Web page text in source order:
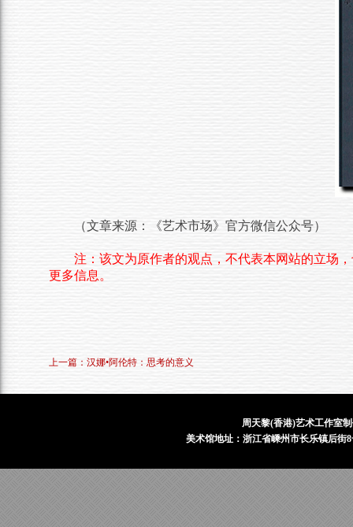
（文章来源：《艺术市场》官方微信公众号）
注：该文为原作者的观点，不代表本网站的立场
更多信息。
上一篇：汉娜•阿伦特：思考的意义
周天黎(香港)艺术工作室
美术馆地址：浙江省嵊州市长乐镇后街